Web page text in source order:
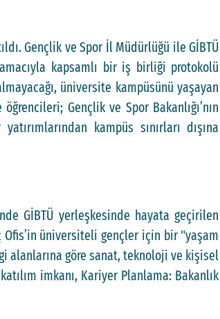
Gençlik ve Spor İl Müdürlüğü ile GİBTÜ
kapsamlı bir iş birliği protokolü
üniversite kampüsünü yaşayan
Gençlik ve Spor Bakanlığı’nın
kampüs sınırları dışına
GİBTÜ yerleşkesinde hayata geçirilen
Ofis’in üniversiteli gençler için bir "yaşam
alanlarına göre sanat, teknoloji ve kişisel
imkanı, Kariyer Planlama: Bakanlık